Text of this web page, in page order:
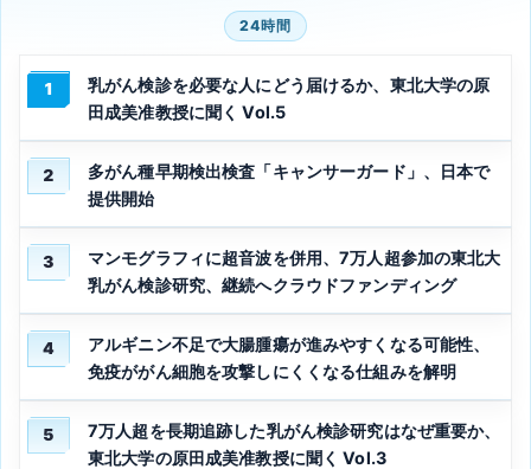
24時間
1
乳がん検診を必要な人にどう届けるか、東北大学の原
田成美准教授に聞く Vol.5
2
多がん種早期検出検査「キャンサーガード」、日本で
提供開始
3
マンモグラフィに超音波を併用、7万人超参加の東北大
乳がん検診研究、継続へクラウドファンディング
4
アルギニン不足で大腸腫瘍が進みやすくなる可能性、
免疫ががん細胞を攻撃しにくくなる仕組みを解明
5
7万人超を長期追跡した乳がん検診研究はなぜ重要か、
東北大学の原田成美准教授に聞く Vol.3